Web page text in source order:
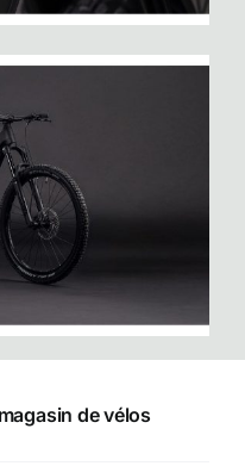
de vélos